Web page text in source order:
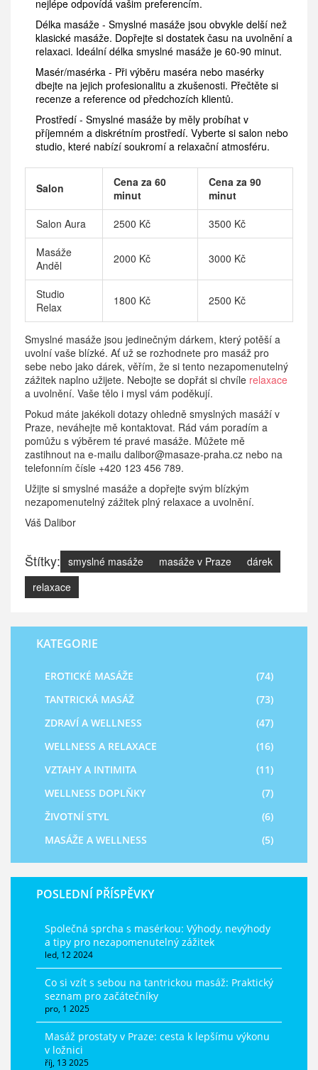
nejlépe odpovídá vašim preferencím.
Délka masáže - Smyslné masáže jsou obvykle delší než
klasické masáže. Dopřejte si dostatek času na uvolnění a
relaxaci. Ideální délka smyslné masáže je 60-90 minut.
Masér/masérka - Při výběru maséra nebo masérky
dbejte na jejich profesionalitu a zkušenosti. Přečtěte si
recenze a reference od předchozích klientů.
Prostředí - Smyslné masáže by měly probíhat v
příjemném a diskrétním prostředí. Vyberte si salon nebo
studio, které nabízí soukromí a relaxační atmosféru.
Salon
Cena za 60
minut
Cena za 90
minut
Salon Aura
2500 Kč
3500 Kč
Masáže
Anděl
2000 Kč 3000 Kč
Studio
Relax
1800 Kč 2500 Kč
Smyslné masáže jsou jedinečným dárkem, který potěší a
uvolní vaše blízké. Ať už se rozhodnete pro masáž pro
sebe nebo jako dárek, věřím, že si tento nezapomenutelný
zážitek naplno užijete. Nebojte se dopřát si chvíle relaxace
a uvolnění. Vaše tělo i mysl vám poděkují.
Pokud máte jakékoli dotazy ohledně smyslných masáží v
Praze, neváhejte mě kontaktovat. Rád vám poradím a
pomůžu s výběrem té pravé masáže. Můžete mě
zastihnout na e-mailu dalibor@masaze-praha.cz nebo na
telefonním čísle +420 123 456 789.
Užijte si smyslné masáže a dopřejte svým blízkým
nezapomenutelný zážitek plný relaxace a uvolnění.
Váš Dalibor
Štítky: smyslné masáže masáže v Praze
dárek
relaxace
KATEGORIE
EROTICKÉ MASÁŽE
(74)
TANTRICKÁ MASÁŽ
(73)
ZDRAVÍ A WELLNESS
(47)
WELLNESS A RELAXACE
(16)
VZTAHY A INTIMITA
(11)
WELLNESS DOPLŇKY
(7)
ŽIVOTNÍ STYL
(6)
MASÁŽE A WELLNESS
(5)
POSLEDNÍ PŘÍSPĚVKY
Společná sprcha s masérkou: Výhody, nevýhody
a tipy pro nezapomenutelný zážitek
led, 12 2024
Co si vzít s sebou na tantrickou masáž: Praktický
seznam pro začátečníky
pro, 1 2025
Masáž prostaty v Praze: cesta k lepšímu výkonu
v ložnici
říj, 13 2025